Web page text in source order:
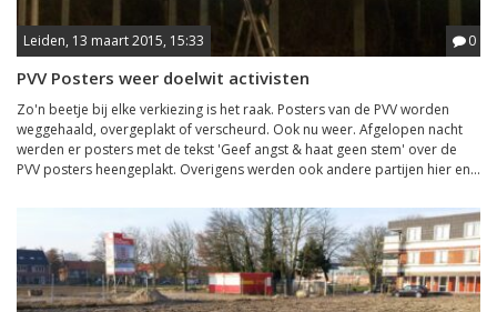
Leiden, 13 maart 2015, 15:33 0
PVV Posters weer doelwit activisten
Zo'n beetje bij elke verkiezing is het raak. Posters van de PVV worden
weggehaald, overgeplakt of verscheurd. Ook nu weer. Afgelopen nacht
werden er posters met de tekst 'Geef angst & haat geen stem' over de
PVV posters heengeplakt. Overigens werden ook andere partijen hier en...